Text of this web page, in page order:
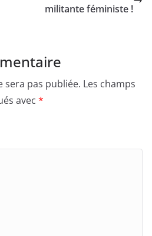
militante féministe !
sera pas publiée. Les champs
avec *